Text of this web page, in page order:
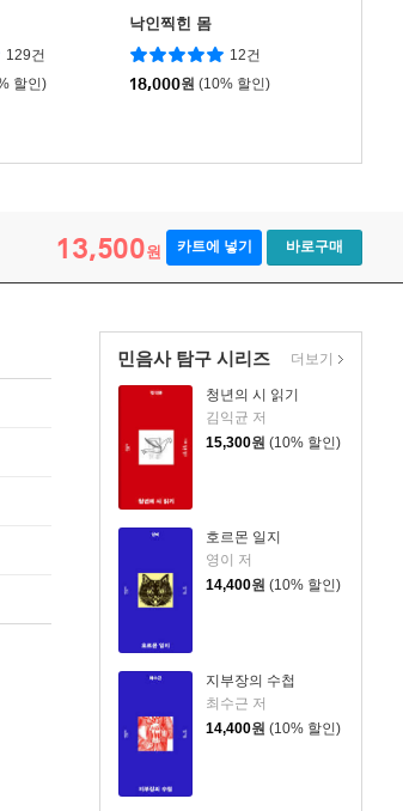
129건
할인)
낙인찍힌 몸
12건
18,000원 (10% 할인)
13,500원 카트에 넣기 바로구매
민음사 탐구 시리즈
청년의 시 읽기
김익균 저
15,300원 (10% 할인)
호르몬 일지
영이 저
14,400원 (10% 할인)
지부장의 수첩
최수근 저
14,400원 (10% 할인)
더보기